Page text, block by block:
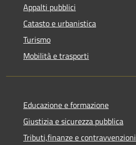
Appalti pubblici
Catasto e urbanistica
Turismo
Mobilità e trasporti
Educazione e formazione
Giustizia e sicurezza pubblica
Tributi,finanze e contravvenzioni